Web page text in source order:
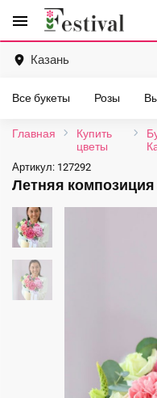
menu
Перейти
содержанию
Казань
Все букеты Розы
Главная
Купить
цветы
Артикул: 127292
Летняя